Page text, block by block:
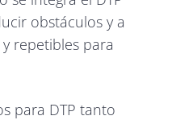
obstáculos y a
repetibles para
para DTP tanto